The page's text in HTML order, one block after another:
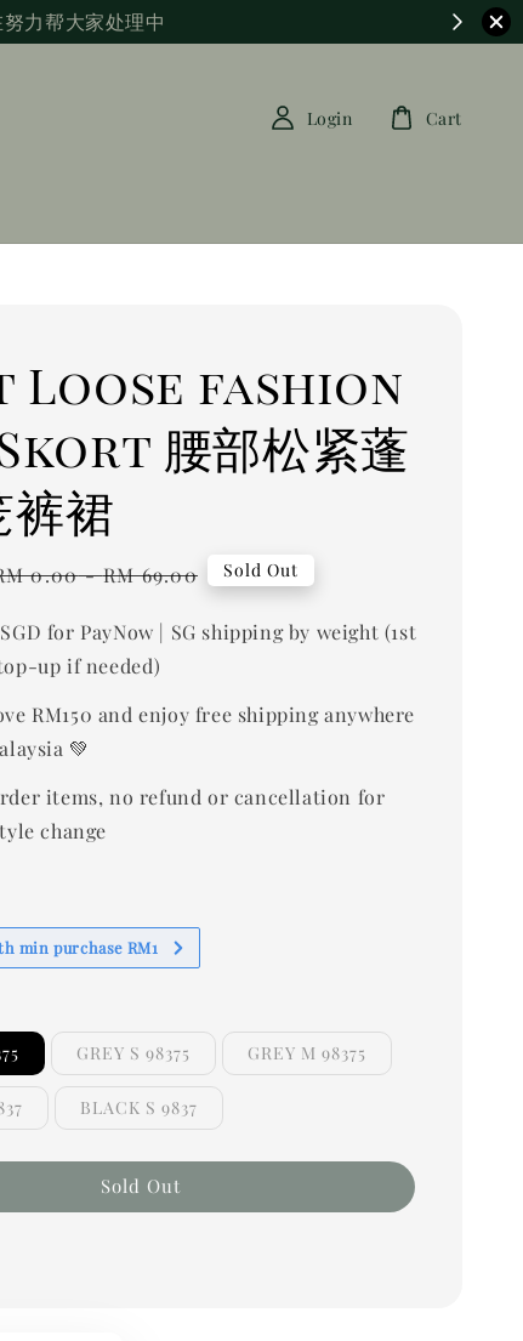
力帮大家处理中
Login Cart
Loose fashion
腰部松紧蓬
裤裙
0.00-RM 69.00 Sold Out
for PayNow | SG shipping by weight (1st
up if needed)
RM150 and enjoy free shipping anywhere
💚
items, no refund or cancellation for
change
min purchase RM1
GREY S 98375 GREY M 98375
BLACK S 9837
Sold Out